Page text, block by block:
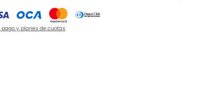
pago y planes de cuotas